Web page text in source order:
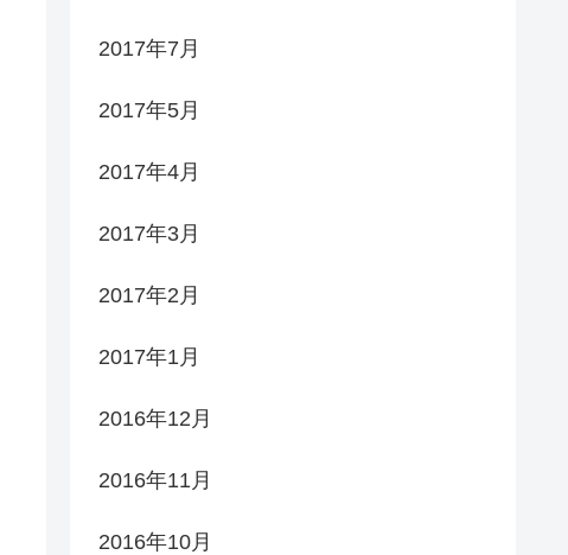
2017年7月
2017年5月
2017年4月
2017年3月
2017年2月
2017年1月
2016年12月
2016年11月
2016年10月